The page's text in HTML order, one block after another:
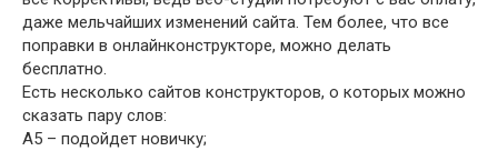
даже мельчайших изменений сайта. Тем более, что все
поправки в онлайнконструкторе, можно делать
бесплатно.
Есть несколько сайтов конструкторов, о которых можно
сказать пару слов:
A5 – подойдет новичку;